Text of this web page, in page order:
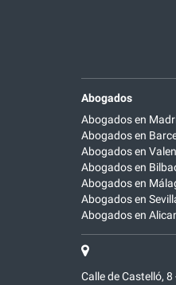
Abogados
Abogados en
Abogados en
Abogados en
Abogados en
Abogados en
Abogados en
Abogados en
Calle de Castelló, 8